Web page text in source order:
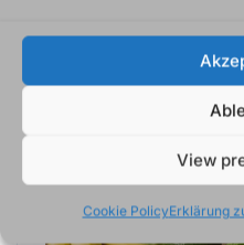
View
Cookie PolicyErklärung
und